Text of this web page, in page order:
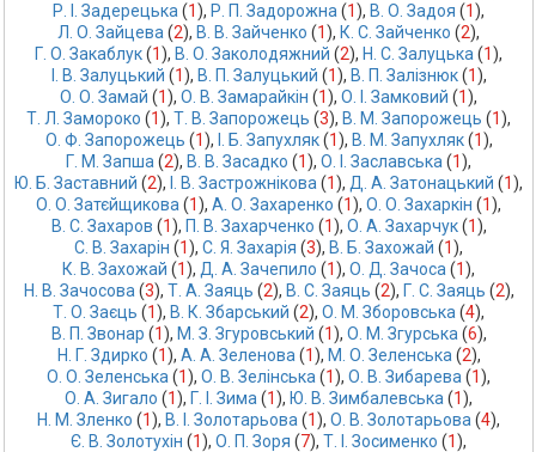
Р. І. Задерецька (1), Р. П. Задорожна (1), В. О. Задоя (1),
Л. О. Зайцева (2), В. В. Зайченко (1), К. С. Зайченко (2),
Г. О. Закаблук (1), В. О. Заколодяжний (2), Н. С. Залуцька (1),
І. В. Залуцький (1), В. П. Залуцький (1), В. П. Залізнюк (1),
О. О. Замай (1), О. В. Замарайкін (1), О. І. Замковий (1),
Т. Л. Замороко (1), Т. В. Запорожець (3), В. М. Запорожець (1),
О. Ф. Запорожець (1), І. Б. Запухляк (1), В. М. Запухляк (1),
Г. М. Запша (2), В. В. Засадко (1), О. І. Заславська (1),
Ю. Б. Заставний (2), І. В. Застрожнікова (1), Д. А. Затонацький (1),
О. О. Затєйщикова (1), А. О. Захаренко (1), О. О. Захаркін (1),
В. С. Захаров (1), П. В. Захарченко (1), О. А. Захарчук (1),
С. В. Захарін (1), С. Я. Захарія (3), В. Б. Захожай (1),
К. В. Захожай (1), Д. А. Зачепило (1), О. Д. Зачоса (1),
Н. В. Зачосова (3), Т. А. Заяць (2), В. С. Заяць (2), Г. С. Заяць (2),
Т. О. Заєць (1), В. К. Збарський (2), О. М. Зборовська (4),
В. П. Звонар (1), М. З. Згуровський (1), О. М. Згурська (6),
Н. Г. Здирко (1), А. А. Зеленова (1), М. О. Зеленська (2),
О. О. Зеленська (1), О. В. Зелінська (1), О. В. Зибарева (1),
О. А. Зигало (1), Г. І. Зима (1), Ю. В. Зимбалевська (1),
Н. М. Зленко (1), В. І. Золотарьова (1), О. В. Золотарьова (4),
Є. В. Золотухін (1), О. П. Зоря (7), Т. І. Зосименко (1),